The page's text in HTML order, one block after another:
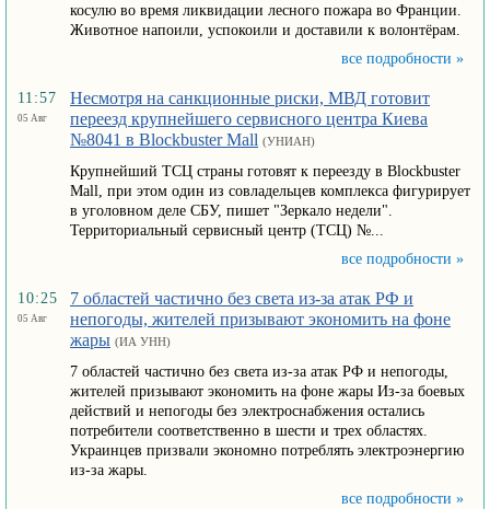
косулю во время ликвидации лесного пожара во Франции.
Животное напоили, успокоили и доставили к волонтёрам.
все подробности »
11:57
05 Авг
Несмотря на санкционные риски, МВД готовит
переезд крупнейшего сервисного центра Киева
№8041 в Blockbuster Mall (УНИАН)
Крупнейший ТСЦ страны готовят к переезду в Blockbuster
Mall, при этом один из совладельцев комплекса фигурирует
в уголовном деле СБУ, пишет "Зеркало недели".
Территориальный сервисный центр (ТСЦ) №...
все подробности »
10:25
05 Авг
7 областей частично без света из-за атак РФ и
непогоды, жителей призывают экономить на фоне
жары (ИА УНН)
7 областей частично без света из-за атак РФ и непогоды,
жителей призывают экономить на фоне жары Из-за боевых
действий и непогоды без электроснабжения остались
потребители соответственно в шести и трех областях.
Украинцев призвали экономно потреблять электроэнергию
из-за жары.
все подробности »